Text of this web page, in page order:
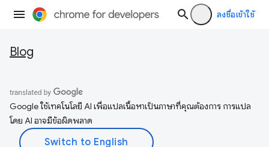
ลงชื่อเข้าใช้
Blog
Google ใช้เทคโนโลยี AI เพื่อแปลเนื้อหาเป็นภาษาที่คุณต้องการ การแปล
โดย AI อาจมีข้อผิดพลาด